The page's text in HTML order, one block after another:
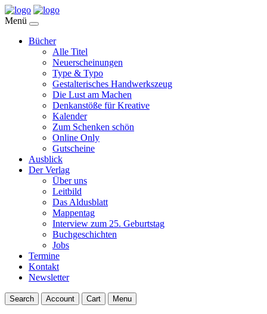
Menü
Bücher
Alle Titel
Neuerscheinungen
Type & Typo
Gestalterisches Handwerkszeug
Die Lust am Machen
Denkanstöße für Kreative
Kalender
Zum Schenken schön
Online Only
Gutscheine
Ausblick
Der Verlag
Über uns
Leitbild
Das Aldusblatt
Mappentag
Interview zum 25. Geburtstag
Buchgeschichten
Jobs
Termine
Kontakt
Newsletter
Search Account Cart Menu